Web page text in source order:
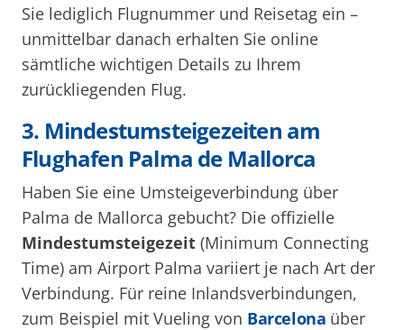
Sie lediglich Flugnummer und Reisetag ein –
unmittelbar danach erhalten Sie online
sämtliche wichtigen Details zu Ihrem
zurückliegenden Flug.
3. Mindestumsteigezeiten am
Flughafen Palma de Mallorca
Haben Sie eine Umsteigeverbindung über
Palma de Mallorca gebucht? Die offizielle
Mindestumsteigezeit (Minimum Connecting
Time) am Airport Palma variiert je nach Art der
Verbindung. Für reine Inlandsverbindungen,
zum Beispiel mit Vueling von Barcelona über